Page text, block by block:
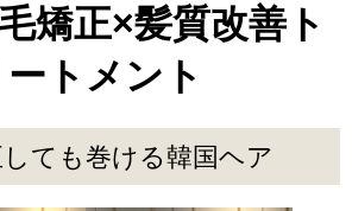
矯正×髪質改善ト
ートメント
ても巻ける韓国ヘア